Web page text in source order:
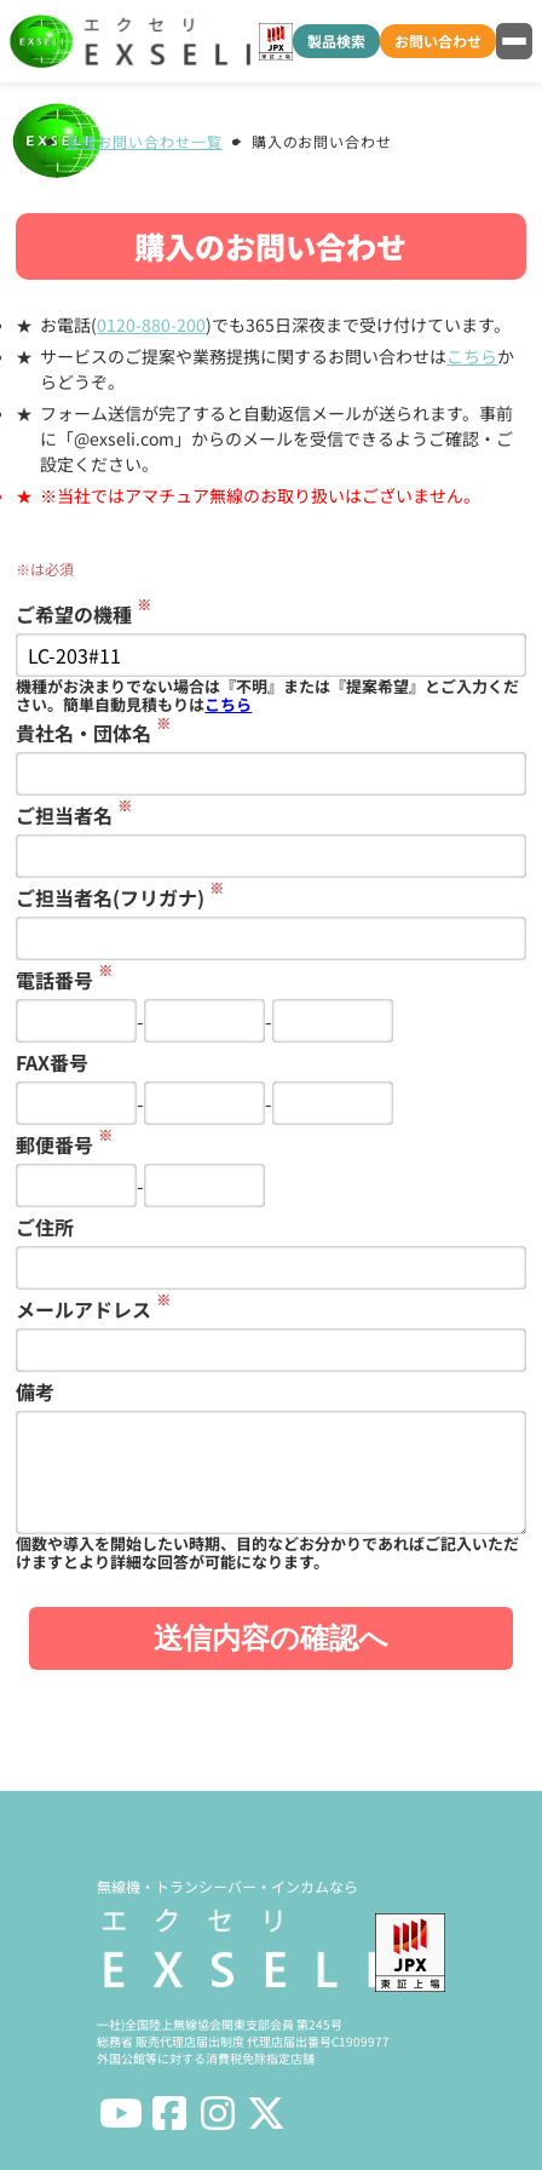
製品検索 お問い合わせ
各種お問い合わせ一覧 購入のお問い合わせ
購入のお問い合わせ
お電話(0120-880-200)でも365日深夜まで受け付けています。
サービスのご提案や業務提携に関するお問い合わせはこちらか
らどうぞ。
フォーム送信が完了すると自動返信メールが送られます。事前
に「@exseli.com」からのメールを受信できるようご確認・ご
設定ください。
※当社ではアマチュア無線のお取り扱いはございません。
※は必須
ご希望の機種 ※
機種がお決まりでない場合は『不明』または『提案希望』とご入力くだ
さい。簡単自動見積もりはこちら
貴社名・団体名 ※
ご担当者名 ※
ご担当者名(フリガナ) ※
電話番号 ※
-
-
FAX番号
-
-
郵便番号 ※
-
ご住所
メールアドレス ※
備考
個数や導入を開始したい時期、目的などお分かりであればご記入いただ
けますとより詳細な回答が可能になります。
送信内容の確認へ
無線機・トランシーバー・インカムなら
一社)全国陸上無線協会関東支部会員 第245号
総務省 販売代理店届出制度 代理店届出番号C1909977
外国公館等に対する消費税免除指定店舗